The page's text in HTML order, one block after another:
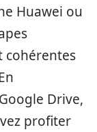
Huawei ou
cohérentes
Drive,
profiter